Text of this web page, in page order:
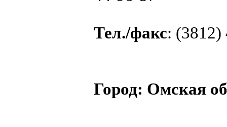
Тел./факс: (3812)
Город: Омская